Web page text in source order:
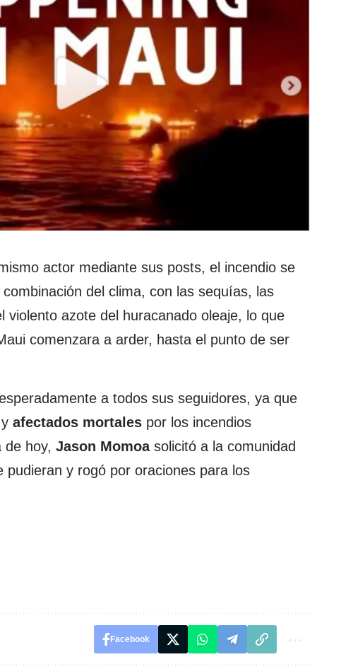
actor mediante sus posts, el incendio se
del clima, con las sequías, las
violento azote del huracanado oleaje, lo que
comenzara a arder, hasta el punto de ser
a todos sus seguidores, ya que
y afectados mortales por los incendios
de hoy, Jason Momoasolicitó a la comunidad
pudieran y rogó por oraciones para los
Facebook